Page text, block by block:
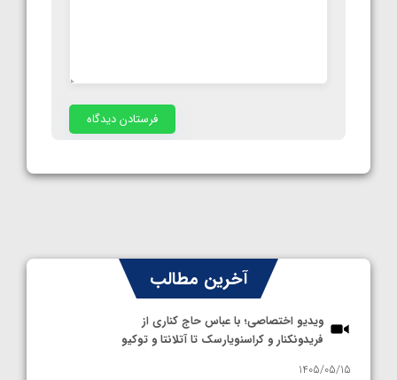
آخرین مطالب
ویدیو اختصاصی؛ با عباس حاج کناری از
فریدونکنار و کراسنویارسک تا آتلانتا و توکیو
1405/05/15